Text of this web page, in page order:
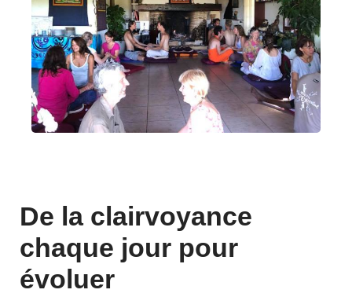
De la clairvoyance
chaque jour pour
évoluer